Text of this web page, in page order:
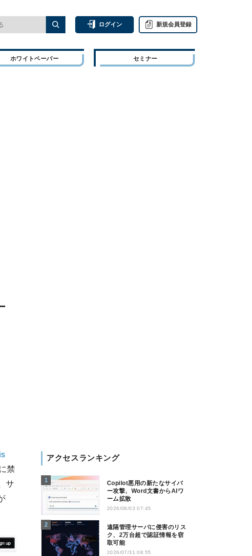
ログイン 新規会員登録
ホワイトペーパー セミナー
禁
サ
アクセスランキング
Copilot悪用の新たなサイバ
ー攻撃、Word文書からAIワ
ーム拡散
2026/08/03 07:45
遠隔管理サーバに侵害のリス
ク、2万台超で認証情報を窃
取可能
2026/07/31 08:55